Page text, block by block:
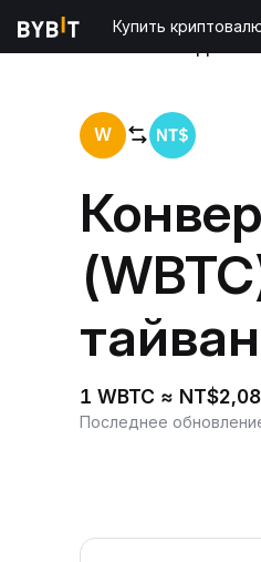
Купить
W
1 WBTC ≈
Последнее